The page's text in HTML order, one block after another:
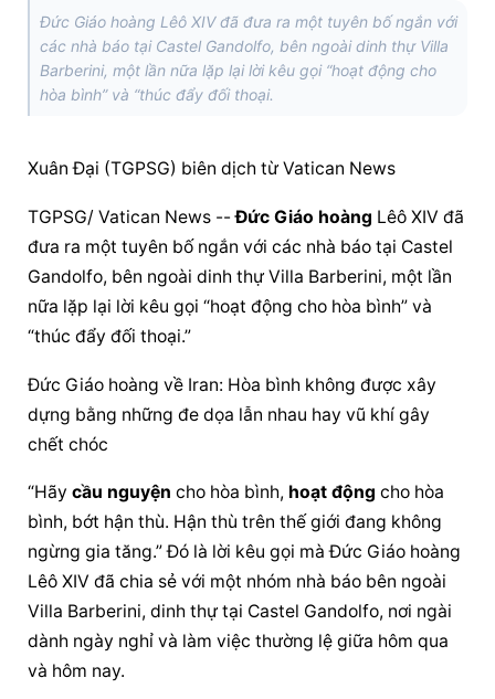
Đức Giáo hoàng Lêô XIV đã đưa ra một tuyên bố ngắn với
các nhà báo tại Castel Gandolfo, bên ngoài dinh thự Villa
Barberini, một lần nữa lặp lại lời kêu gọi “hoạt động cho
hòa bình” và “thúc đẩy đối thoại.
Xuân Đại (TGPSG) biên dịch từ Vatican News
TGPSG/ Vatican News -- Đức Giáo hoàng Lêô XIV đã
đưa ra một tuyên bố ngắn với các nhà báo tại Castel
Gandolfo, bên ngoài dinh thự Villa Barberini, một lần
nữa lặp lại lời kêu gọi “hoạt động cho hòa bình” và
“thúc đẩy đối thoại.”
Đức Giáo hoàng về Iran: Hòa bình không được xây
dựng bằng những đe dọa lẫn nhau hay vũ khí gây
chết chóc
“Hãy cầu nguyện cho hòa bình, hoạt động cho hòa
bình, bớt hận thù. Hận thù trên thế giới đang không
ngừng gia tăng.” Đó là lời kêu gọi mà Đức Giáo hoàng
Lêô XIV đã chia sẻ với một nhóm nhà báo bên ngoài
Villa Barberini, dinh thự tại Castel Gandolfo, nơi ngài
dành ngày nghỉ và làm việc thường lệ giữa hôm qua
và hôm nay.